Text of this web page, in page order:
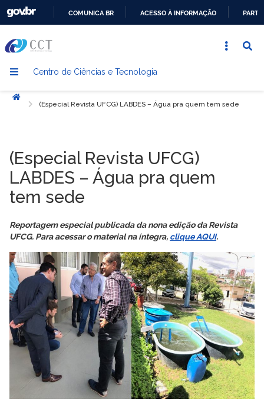
CONTEÚDO
COMUNICA BR ACESSO À INFORMAÇÃO
Centro de Ciências e Tecnologia
Início
(Especial Revista UFCG) LABDES – Água pra quem tem sede
(Especial Revista UFCG)
LABDES – Água pra quem
tem sede
Reportagem especial publicada da nona edição da Revista
UFCG. Para acessar o material na íntegra, clique AQUI.